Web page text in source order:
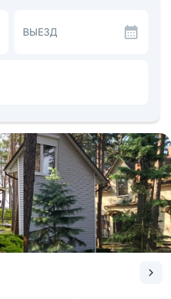
техника и посуда. В
кухня.
природой и свежим
попариться в
км, до аэропорта
ВЫЕЗД